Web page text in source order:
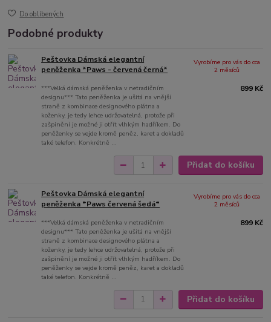
Do oblíbených
Podobné produkty
Peštovka Dámská elegantní
peněženka *Paws - červená černá*
***Velká dámská peněženka v netradičním
designu*** Tato peněženka je ušitá na vnější
straně z kombinace designového plátna a
koženky, je tedy lehce udržovatelná, protože při
zašpinění je možné ji otřít vlhkým hadříkem. Do
peněženky se vejde kromě peněz, karet a dokladů
také telefon. Konkrétně ...
899 Kč
Vyrobíme pro vás do cca
2 měsíců
Přidat do košíku
Peštovka Dámská elegantní
peněženka *Paws červená šedá*
***Velká dámská peněženka v netradičním
designu*** Tato peněženka je ušitá na vnější
straně z kombinace designového plátna a
koženky, je tedy lehce udržovatelná, protože při
zašpinění je možné ji otřít vlhkým hadříkem. Do
peněženky se vejde kromě peněz, karet a dokladů
také telefon. Konkrétně ...
899 Kč
Vyrobíme pro vás do cca
2 měsíců
Přidat do košíku